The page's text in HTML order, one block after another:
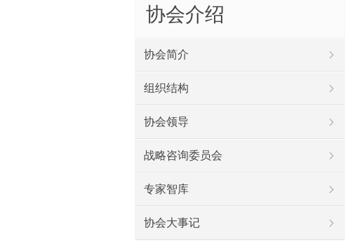
协会介绍
协会简介
组织结构
协会领导
战略咨询委员会
专家智库
协会大事记